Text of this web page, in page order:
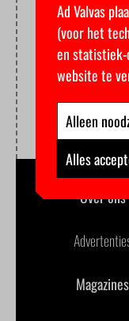
Over ons
Magazines
Ad Valvas
(voor het
en statistiek-
website te
Alleen
Alles